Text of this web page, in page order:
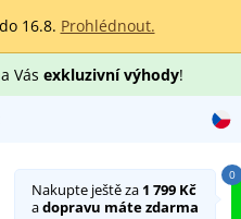
16.8. Prohlédnout.
Vás exkluzivní výhody!
Nakupte ještě za 1 799 Kč
adopravu máte zdarma
0